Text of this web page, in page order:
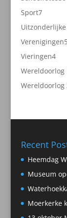
Sport77
Verenigingen
Vieringen44
Wereldoorlog
Wereldoorlog
Recent
Heemdag
Museum
Moerkerke